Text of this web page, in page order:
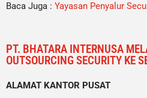
Baca Juga : Yayasan Penyalur
PT. BHATARA INTERNUSA
OUTSOURCING SECURITY KE
ALAMAT KANTOR PUSAT